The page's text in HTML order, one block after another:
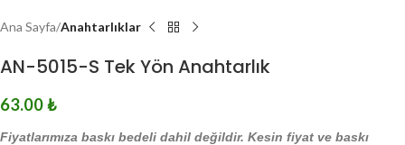
Ana Sayfa Anahtarlıklar
AN-5015-S Tek Yön Anahtarlık
63.00₺
Fiyatlarımıza baskı bedeli dahil değildir. Kesin fiyat ve baskı